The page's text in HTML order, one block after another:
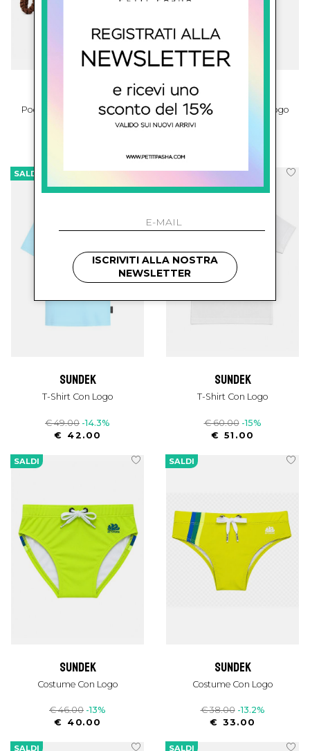
Pochette Donna Con Logo Pochette Donna Con Logo
SALDI
sundek
T-Shirt Con Logo
€ 49.00 -14.3%
€ 42.00
SALDI
sundek
T-Shirt Con Logo
€ 60.00 -15%
€ 51.00
SALDI
sundek
Costume Con Logo
€ 46.00 -13%
€ 40.00
SALDI
sundek
Costume Con Logo
€ 38.00 -13.2%
€ 33.00
SALDI SALDI
ISCRIVITI ALLA NOSTRA
NEWSLETTER